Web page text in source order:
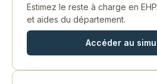
Estimez le reste à charge en
et aides du département.
Accéder au